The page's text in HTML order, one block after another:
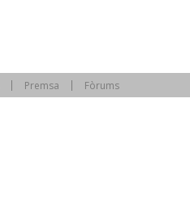
Premsa Fòrums